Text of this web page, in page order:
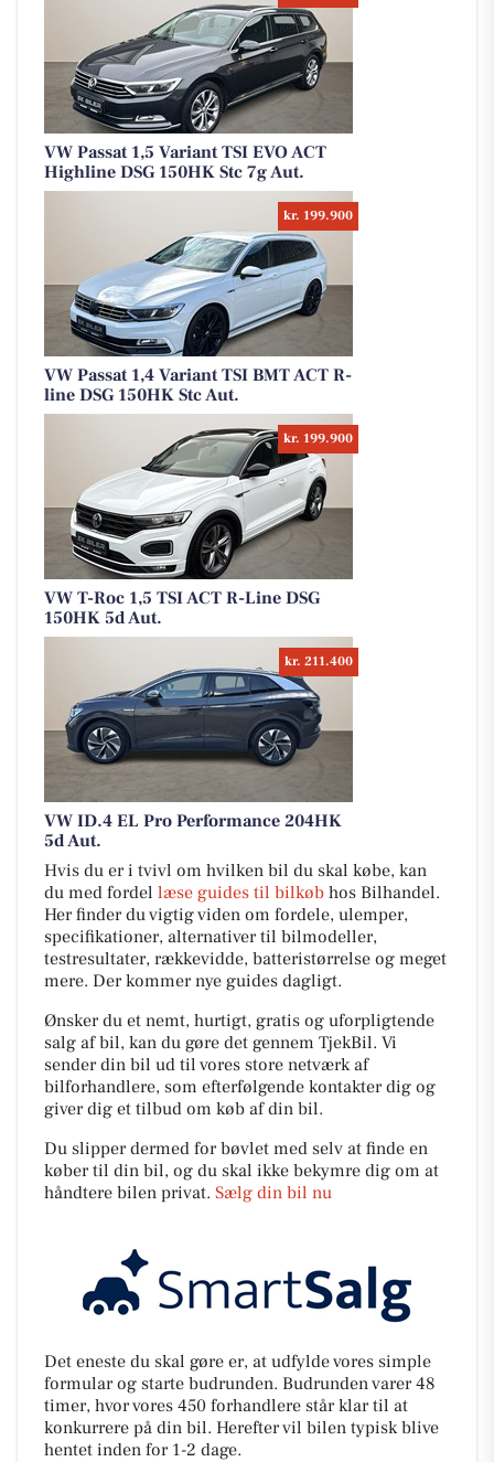
VW Passat 1,5 Variant TSI EVO ACT
Highline DSG 150HK Stc 7g Aut.
kr. 199.900
VW Passat 1,4 Variant TSI BMT ACT R-
line DSG 150HK Stc Aut.
kr. 199.900
VW T-Roc 1,5 TSI ACT R-Line DSG
150HK 5d Aut.
kr. 211.400
VW ID.4 EL Pro Performance 204HK
5d Aut.
Hvis du er i tvivl om hvilken bil du skal købe, kan
du med fordel læse guides til bilkøb hos Bilhandel.
Her finder du vigtig viden om fordele, ulemper,
specifikationer, alternativer til bilmodeller,
testresultater, rækkevidde, batteristørrelse og meget
mere. Der kommer nye guides dagligt.
Ønsker du et nemt, hurtigt, gratis og uforpligtende
salg af bil, kan du gøre det gennem TjekBil. Vi
sender din bil ud til vores store netværk af
bilforhandlere, som efterfølgende kontakter dig og
giver dig et tilbud om køb af din bil.
Du slipper dermed for bøvlet med selv at finde en
køber til din bil, og du skal ikke bekymre dig om at
håndtere bilen privat. Sælg din bil nu
Det eneste du skal gøre er, at udfylde vores simple
formular og starte budrunden. Budrunden varer 48
timer, hvor vores 450 forhandlere står klar til at
konkurrere på din bil. Herefter vil bilen typisk blive
hentet inden for 1-2 dage.